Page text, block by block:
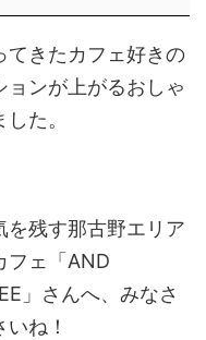
てきたカフェ好きの
ンが上がるおしゃ
た。
を残す那古野エリア
フェ「AND
」さんへ、みなさ
ね！